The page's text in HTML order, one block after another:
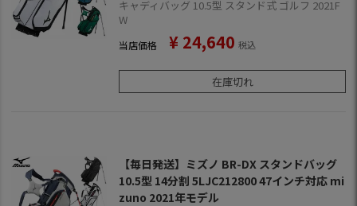
キャディバッグ 10.5型 スタンド式 ゴルフ 2021F
W
当店価格 ¥ 24,640 税込
在庫切れ
【毎日発送】ミズノ BR-DX スタンドバッグ
10.5型 14分割 5LJC212800 47インチ対応 mi
zuno 2021年モデル